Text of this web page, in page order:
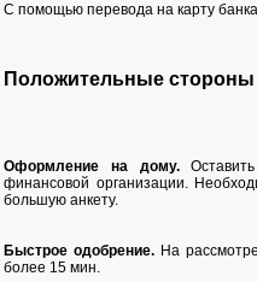
С помощью перевода на карту
Положительные
Оформление на дому.
финансовой организации.
большую анкету.
Быстрое одобрение.На
более 15 мин.